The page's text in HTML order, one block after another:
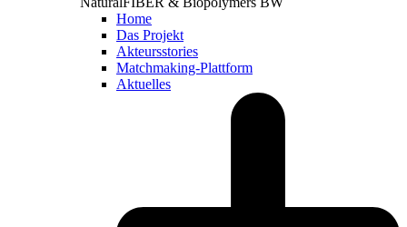
Home
Das Projekt
Akteursstories
Matchmaking-Plattform
Aktuelles